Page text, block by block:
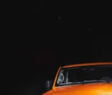
Расширяя границы
от 6 149 000 ₽